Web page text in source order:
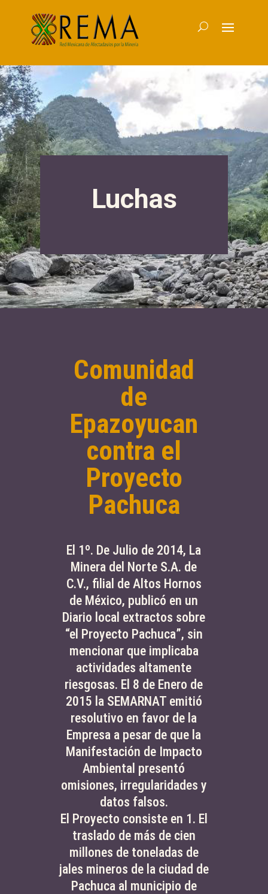
Luchas
Comunidad
de
Epazoyucan
contra el
Proyecto
Pachuca
El 1º. De Julio de 2014, La
Minera del Norte S.A. de
C.V., filial de Altos Hornos
de México, publicó en un
Diario local extractos sobre
“el Proyecto Pachuca”, sin
mencionar que implicaba
actividades altamente
riesgosas. El 8 de Enero de
2015 la SEMARNAT emitió
resolutivo en favor de la
Empresa a pesar de que la
Manifestación de Impacto
Ambiental presentó
omisiones, irregularidades y
datos falsos.
El Proyecto consiste en 1. El
traslado de más de cien
millones de toneladas de
jales mineros de la ciudad de
Pachuca al municipio de